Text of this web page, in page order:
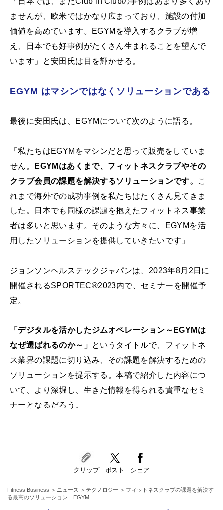
ませんが、欧米ではかなり広まっており、施設の付加
価値を高めています。EGYMを導入するクラブが増
え、日本でも好事例がたくさん生まれることを望んで
います」と安田氏は目を輝かせる。
EGYM はマシンではなくソリューションである
最後に安田氏は、EGYMについて次のように語る。
「私たちはEGYMをマシンだと思って販売をしていま
せん。
EGYMはあくまで、フィットネスクラブやその
クラブ会員の課題を解決するソリューションです。
こ
れまで海外での成功事例を私たちはたくさん見てきま
した。日本でも同様の課題を抱えたフィットネス事業
者は多いと思います。そのような方々に、EGYMを活
用したソリューションを提供していきたいです」
ジョンソンヘルステックジャパンは、2023年8月2日に
開催されるSPORTEC®2023内で、セミナーを開催予
定。
「デジタルを活かしたジムオペレーション～EGYMは
なぜ選ばれるのか～」 というタイトルで、フィットネ
ス業界の課題に切り込み、その課題を解決するための
ソリューションを提示する。本稿で紹介した内容につ
いて、より深堀し、生きた情報を得られる貴重なセミ
ナーとなるだろう。
クリップ ポスト シェア
Fitness Business ニュース テクノロジー
フィットネスクラブの課題を解決す
る最高のソリューション EGYM